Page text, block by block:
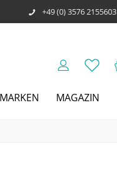
+49 (0) 3576 2155603
MARKEN MAGAZIN